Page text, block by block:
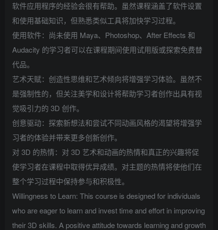
软件应用程序的经验会很有帮助。虽然课程涵盖了软件设置
和使用基础知识，但熟悉类似工具将加快学习过程。
使用软件：尚未使用 Maya、Photoshop、After Effects 和
Audacity 的学习者可以在课程期间使用试用版或探索免费替
代品。
艺术天赋：创造性思维和艺术倾向将增强学习体验。虽然不
是强制性的，但关注美学和设计将帮助学习者创作出具有视
觉吸引力的 3D 创作。
创意驱动：探索新想法和尝试不同动画风格的渴望将增强学
习者的体验并带来更多创新创作。
对 3D 的热情：对 3D 艺术和动画的热情和真正的兴趣将促
使学习者在课程中取得优异成绩。对主题的热情将使他们在
整个学习过程中保持参与和积极性。
Willingness to Learn: This course is designed for individuals
who are eager to learn and invest time and effort in improving
their 3D skills. A positive attitude towards learning and growth